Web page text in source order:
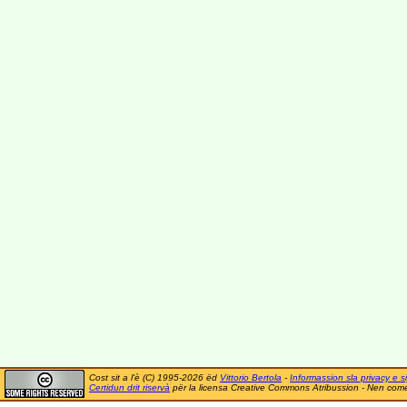
Cost sit a l'è (C) 1995-2026 ëd Vittorio Bertola - Informassion sla privacy e
Certidun drit riservà për la licensa Creative Commons Atribussion - Nen